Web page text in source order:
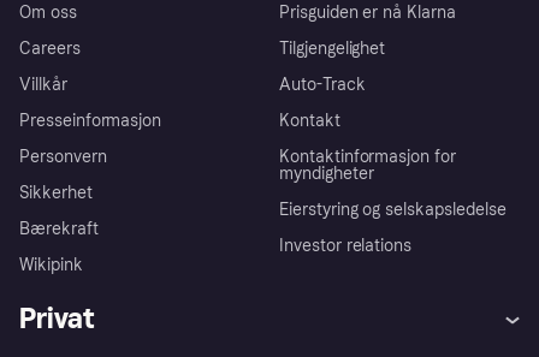
Om oss
Careers
Villkår
Presseinformasjon
Personvern
Sikkerhet
Bærekraft
Wikipink
Prisguiden er nå Klarna
Tilgjengelighet
Auto-Track
Kontakt
Kontaktinformasjon for
myndigheter
Eierstyring og selskapsledelse
Investor relations
Privat